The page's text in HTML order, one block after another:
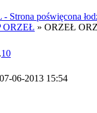
poświęcona
ORZEŁ » ORZEŁ
10
06-2013 15:54